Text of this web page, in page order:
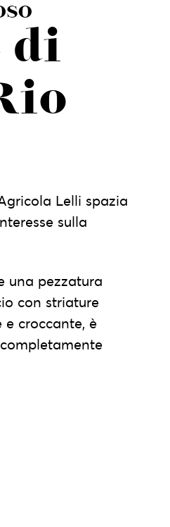
di
Lelli spazia
sulla
una pezzatura
con striature
croccante, è